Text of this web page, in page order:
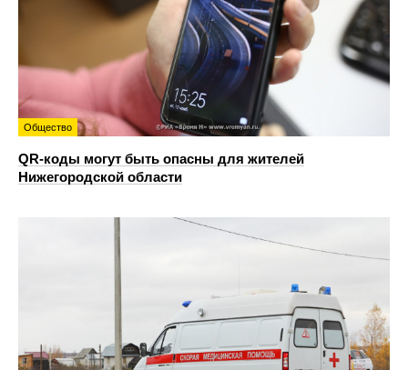
Общество
QR-коды могут быть опасны для жителей
Нижегородской области